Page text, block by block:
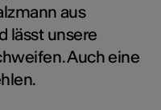
aus
lässt unsere
Auch eine